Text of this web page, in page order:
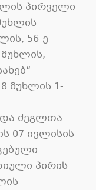
პირველი
56-ე
მუხლის 1-
ძეგლთა
07 ივლისის
პირის